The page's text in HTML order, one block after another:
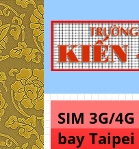
SIM 3G/
bay Taipei